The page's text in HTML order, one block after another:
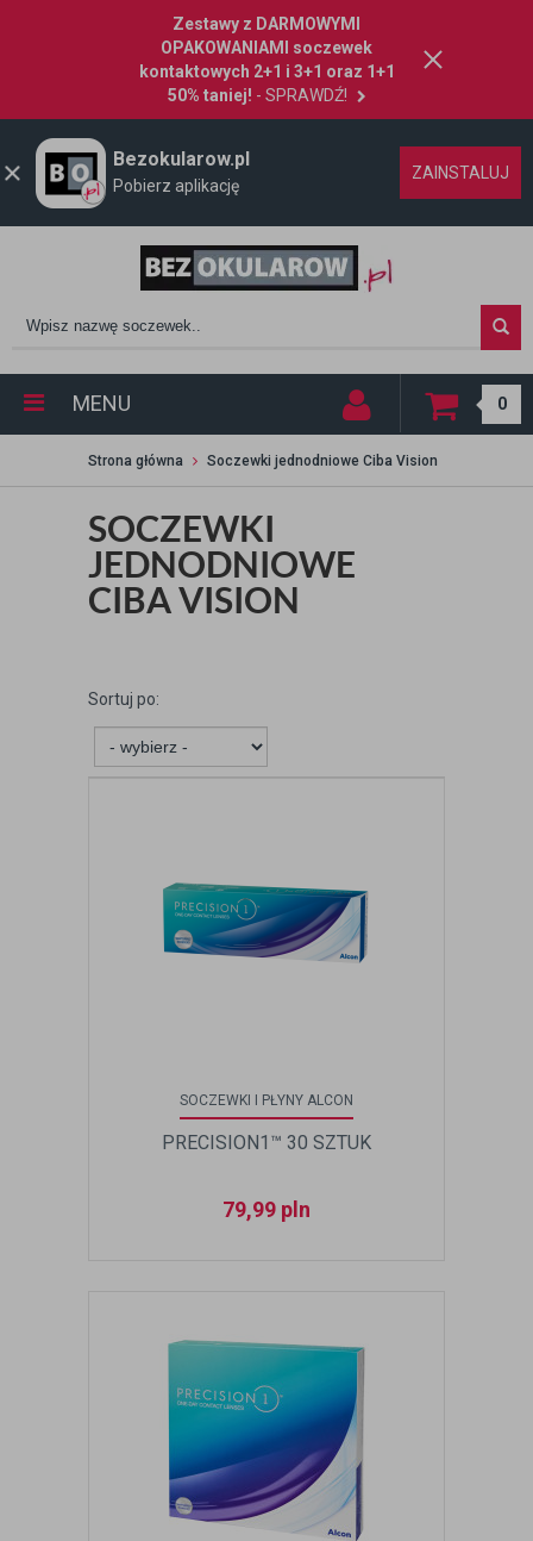
Zestawy z DARMOWYMI
OPAKOWANIAMI soczewek
kontaktowych 2+1 i 3+1 oraz 1+1
50% taniej! - SPRAWDŹ!
Bezokularow.pl
Pobierz aplikację
ZAINSTALUJ
MENU 0
Strona główna Soczewki jednodniowe Ciba Vision
SOCZEWKI
JEDNODNIOWE
CIBA VISION
Sortuj po:
SOCZEWKI I PŁYNY ALCON
PRECISION1™ 30 SZTUK
79,99 pln